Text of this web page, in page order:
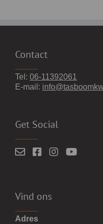
Contact
Tel: 06-11392061
E-mail:
Get Social
Vind ons
Adres